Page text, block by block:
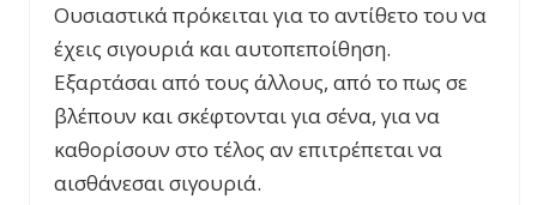
Ουσιαστικά πρόκειται για το αντίθετο του να
έχεις σιγουριά και αυτοπεποίθηση.
Εξαρτάσαι από τους άλλους, από το πως σε
βλέπουν και σκέφτονται για σένα, για να
καθορίσουν στο τέλος αν επιτρέπεται να
αισθάνεσαι σιγουριά.